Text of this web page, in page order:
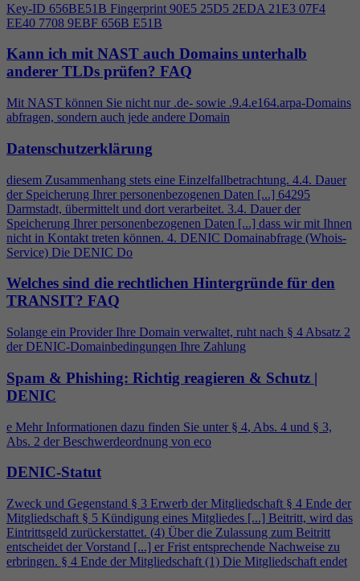
Key-ID 656BE51B Fingerprint 90E5 25D5 2EDA 21E3 07F4
EE40 7708 9EBF 656B E51B
Kann ich mit NAST auch Domains unterhalb
anderer TLDs prüfen? FAQ
Mit NAST können Sie nicht nur .de- sowie .9.4.e164.arpa-Domains
abfragen, sondern auch jede andere Domain
Datenschutzerklärung
diesem Zusammenhang stets eine Einzelfallbetrachtung. 4.4. Dauer
der Speicherung Ihrer personenbezogenen Daten [...] 64295
Darmstadt, übermittelt und dort verarbeitet. 3.4. Dauer der
Speicherung Ihrer personenbezogenen Daten [...] dass wir mit Ihnen
nicht in Kontakt treten können. 4. DENIC Domainabfrage (Whois-
Service) Die DENIC Do
Welches sind die rechtlichen Hintergründe für den
TRANSIT? FAQ
Solange ein Provider Ihre Domain verwaltet, ruht nach § 4 Absatz 2
der DENIC-Domainbedingungen Ihre Zahlung
Spam & Phishing: Richtig reagieren & Schutz |
DENIC
e Mehr Informationen dazu finden Sie unter § 4, Abs. 4 und § 3,
Abs. 2 der Beschwerdeordnung von eco
DENIC-Statut
Zweck und Gegenstand § 3 Erwerb der Mitgliedschaft § 4 Ende der
Mitgliedschaft § 5 Kündigung eines Mitgliedes [...] Beitritt, wird das
Eintrittsgeld zurückerstattet. (4) Über die Zulassung zum Beitritt
entscheidet der Vorstand [...] er Frist entsprechende Nachweise zu
erbringen. § 4 Ende der Mitgliedschaft (1) Die Mitgliedschaft endet